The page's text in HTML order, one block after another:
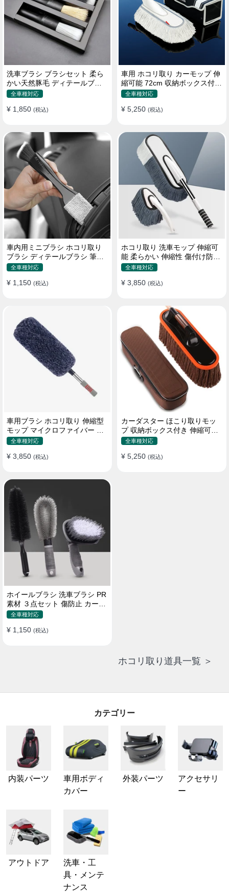
洗車ブラシ ブラシセット 柔ら
かい天然豚毛 ディテールブラ
シ 隙間ブラシ 筆タイプ
全車種対応
¥ 1,850 (税込)
車用 ホコリ取り カーモップ 伸
縮可能 72cm 収納ボックス付き
軽量・コンパクト
全車種対応
¥ 5,250 (税込)
車内用ミニブラシ ホコリ取り
ブラシ ディテールブラシ 筆タ
イプ 車 エアコン吹き出し口
全車種対応
¥ 1,150 (税込)
ホコリ取り 洗車モップ 伸縮可
能 柔らかい 伸縮性 傷付け防止
軽量・コンパクト
全車種対応
¥ 3,850 (税込)
車用ブラシ ホコリ取り 伸縮型
モップ マイクロファイバー 洗
車道具 軽量・コンパクト
全車種対応
¥ 3,850 (税込)
カーダスター ほこり取りモッ
プ 収納ボックス付き 伸縮可能
ワックスブラシ 洗車ブラシ
全車種対応
¥ 5,250 (税込)
ホイールブラシ 洗車ブラシ PR
素材 ３点セット 傷防止 カーウ
ォッシュ プロ仕様
全車種対応
¥ 1,150 (税込)
ホコリ取り道具一覧 ＞
カテゴリー
内装パーツ
車用ボディ
カバー
外装パーツ
アクセサリ
ー
アウトドア
洗車・工
具・メンテ
ナンス